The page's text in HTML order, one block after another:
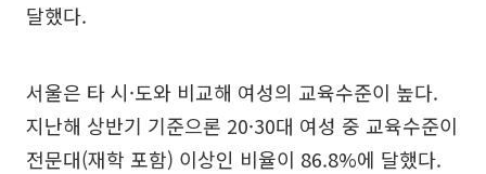
달했다.
서울은 타 시·도와 비교해 여성의 교육수준이 높다.
지난해 상반기 기준으론 20·30대 여성 중 교육수준이
전문대(재학 포함) 이상인 비율이 86.8%에 달했다.